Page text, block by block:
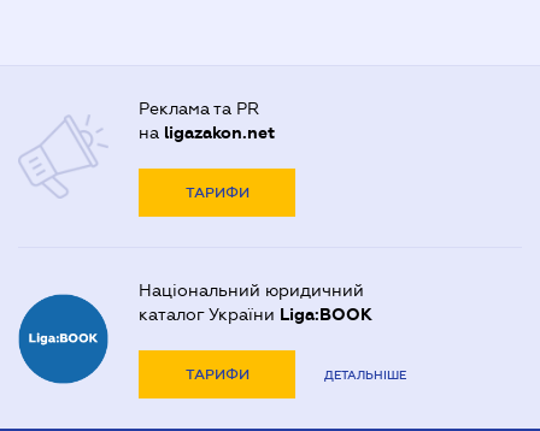
Реклама та PR
на ligazakon.net
ТАРИФИ
Національний юридичний
каталог України Liga:BOOK
ТАРИФИ ДЕТАЛЬНІШЕ